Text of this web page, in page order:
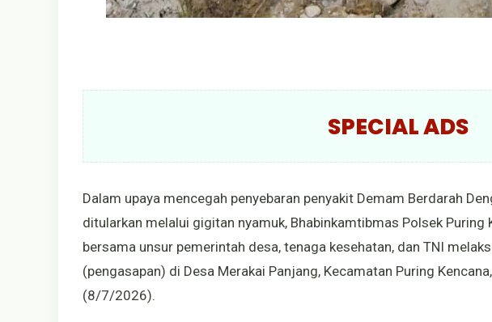
SPECIAL ADS
Dalam upaya mencegah penyebaran penyakit Demam Berdarah
ditularkan melalui gigitan nyamuk, Bhabinkamtibmas Polsek Puring
bersama unsur pemerintah desa, tenaga kesehatan, dan TNI
(pengasapan) di Desa Merakai Panjang, Kecamatan Puring
(8/7/2026).